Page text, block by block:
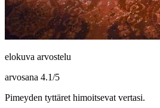
elokuva arvostelu
arvosana 4.1/5
Pimeyden tyttäret himoitsevat vertasi.